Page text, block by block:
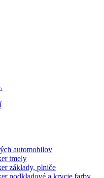
automobilov
tmely
základy, plniče
podkladové a krycie farby